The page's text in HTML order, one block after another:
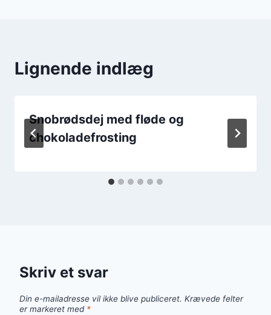
Lignende indlæg
Snobrødsdej med fløde og
chokoladefrosting
Skriv et svar
Din e-mailadresse vil ikke blive publiceret. Krævede felter
er markeret med *